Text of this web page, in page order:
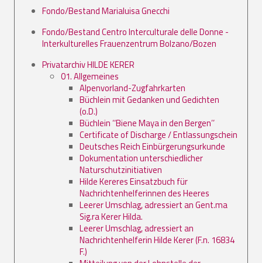
Fondo/Bestand Marialuisa Gnecchi
Fondo/Bestand Centro Interculturale delle Donne -
Interkulturelles Frauenzentrum Bolzano/Bozen
Privatarchiv HILDE KERER
01. Allgemeines
Alpenvorland-Zugfahrkarten
Büchlein mit Gedanken und Gedichten
(o.D.)
Büchlein ‘‘Biene Maya in den Bergen’’
Certificate of Discharge / Entlassungschein
Deutsches Reich Einbürgerungsurkunde
Dokumentation unterschiedlicher
Naturschutzinitiativen
Hilde Kereres Einsatzbuch für
Nachrichtenhelferinnen des Heeres
Leerer Umschlag, adressiert an Gent.ma
Sig.ra Kerer Hilda.
Leerer Umschlag, adressiert an
Nachrichtenhelferin Hilde Kerer (F.n. 16834
F.)